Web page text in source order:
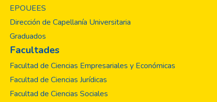
EPOUEES
Dirección de Capellanía Universitaria
Graduados
Facultades
Facultad de Ciencias Empresariales y Económicas
Facultad de Ciencias Jurídicas
Facultad de Ciencias Sociales